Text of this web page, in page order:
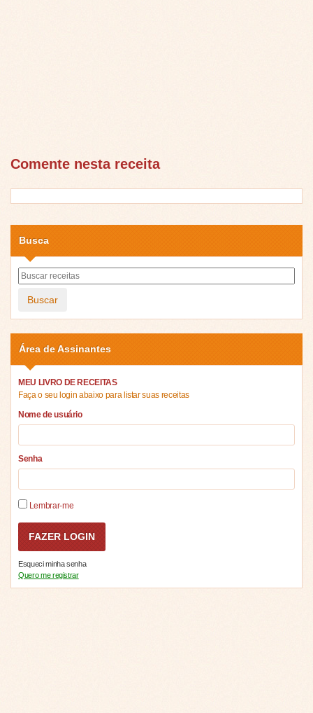
Comente nesta receita
Busca
Buscar
Área de Assinantes
MEU LIVRO DE RECEITAS
Faça o seu login abaixo para listar suas receitas
Nome de usuário
Senha
Lembrar-me
Esqueci minha senha
Quero me registrar